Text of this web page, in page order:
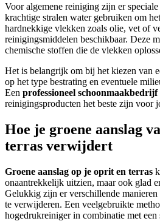
Voor algemene reiniging zijn er
krachtige stralen water gebruiken om
hardnekkige vlekken zoals olie, vet of
reinigingsmiddelen beschikbaar. Deze
chemische stoffen die de vlekken
Het is belangrijk om bij het kiezen van
op het type bestrating en eventuele
Een professioneel schoonmaakbedrijf
reinigingsproducten het beste zijn voor
Hoe je groene aanslag
terras verwijdert
Groene aanslag op je oprit en terras
onaantrekkelijk uitzien, maar ook glad
Gelukkig zijn er verschillende manieren
te verwijderen. Een veelgebruikte
hogedrukreiniger in combinatie met